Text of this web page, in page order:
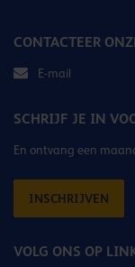
CONTACTEER
E-mail
SCHRIJF JE IN
En ontvang een
INSCHRIJVEN
VOLG ONS OP